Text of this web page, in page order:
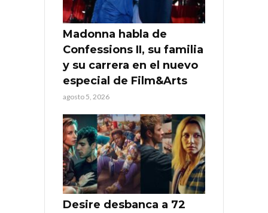
Madonna habla de
Confessions II, su familia
y su carrera en el nuevo
especial de Film&Arts
agosto 5, 2026
Desire desbanca a 72